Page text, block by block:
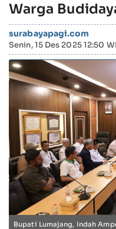
Warga
surabayapagi.com
Senin, 15 Des 2025 12:50
Bupati Lumajang, Indah